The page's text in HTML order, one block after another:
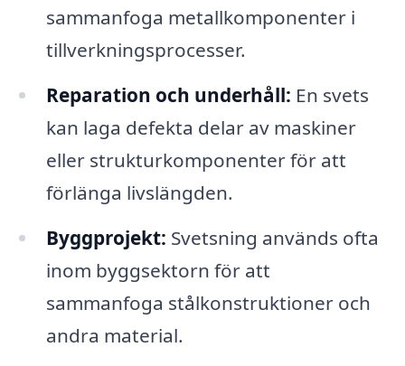
sammanfoga metallkomponenter i
tillverkningsprocesser.
Reparation och underhåll: En svets
kan laga defekta delar av maskiner
eller strukturkomponenter för att
förlänga livslängden.
Byggprojekt: Svetsning används ofta
inom byggsektorn för att
sammanfoga stålkonstruktioner och
andra material.